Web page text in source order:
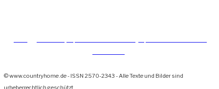
© www.countryhome.de - ISSN 2570-2343 - Alle Texte und Bilder sind
urheberrechtlich geschützt